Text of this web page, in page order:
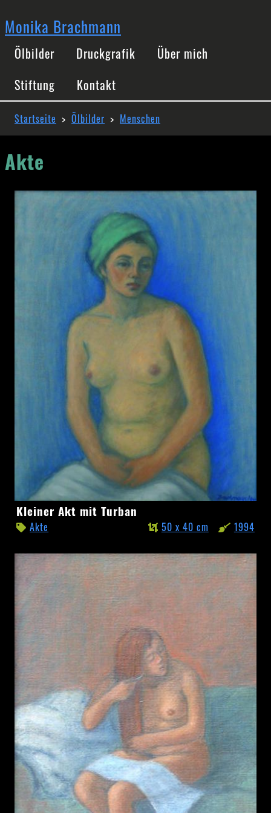
zum
Inhalt
Monika Brachmann
Hauptnavigation
Ölbilder Druckgrafik
Über mich
Stiftung
Kontakt
Startseite Ölbilder Menschen
Akte
Kleiner
Akt
mit
Turban
Kleiner Akt mit Turban
Akte 1994
50 x 40 cm